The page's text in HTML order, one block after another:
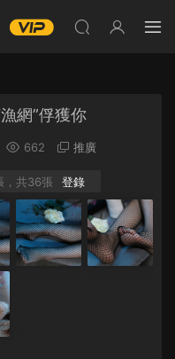
網”俘獲你
662 推廣
，共36張 登錄